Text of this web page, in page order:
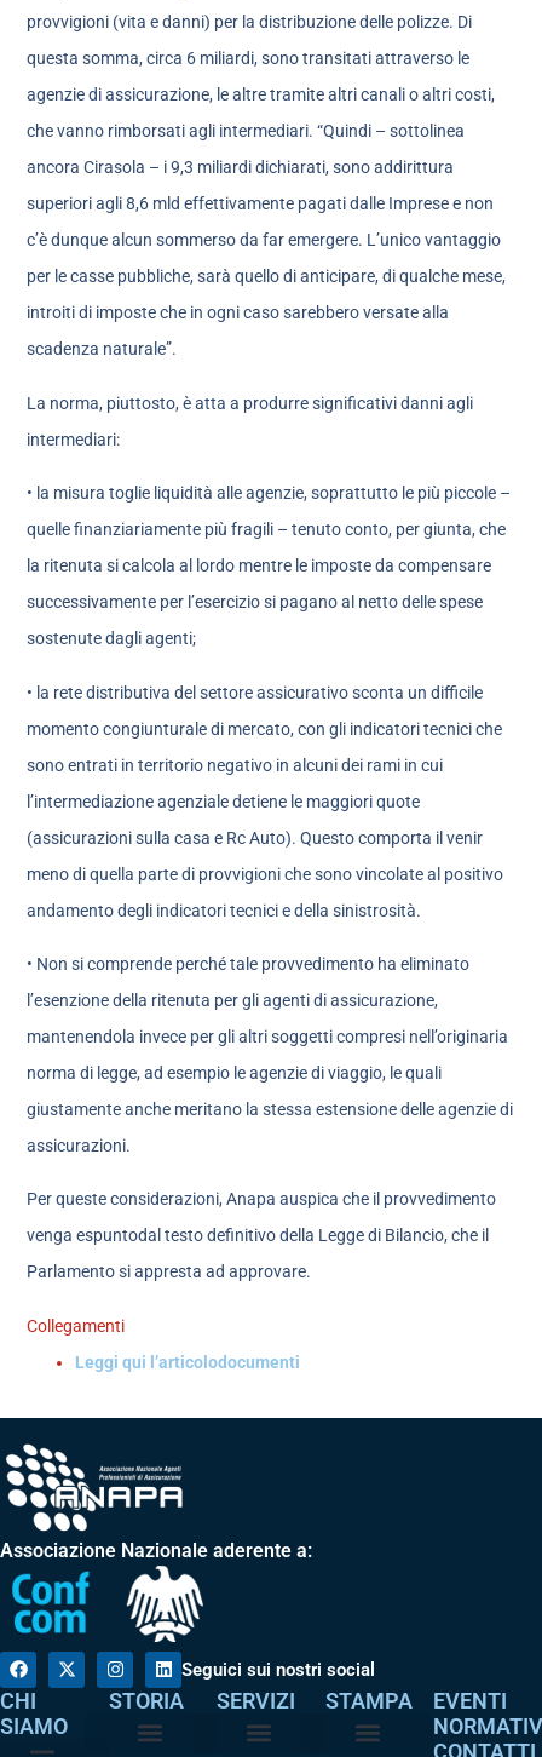
provvigioni (vita e danni) per la distribuzione delle polizze. Di
questa somma, circa 6 miliardi, sono transitati attraverso le
agenzie di assicurazione, le altre tramite altri canali o altri costi,
che vanno rimborsati agli intermediari. “Quindi – sottolinea
ancora Cirasola – i 9,3 miliardi dichiarati, sono addirittura
superiori agli 8,6 mld effettivamente pagati dalle Imprese e non
c’è dunque alcun sommerso da far emergere. L’unico vantaggio
per le casse pubbliche, sarà quello di anticipare, di qualche mese,
introiti di imposte che in ogni caso sarebbero versate alla
scadenza naturale”.
La norma, piuttosto, è atta a produrre significativi danni agli
intermediari:
• la misura toglie liquidità alle agenzie, soprattutto le più piccole –
quelle finanziariamente più fragili – tenuto conto, per giunta, che
la ritenuta si calcola al lordo mentre le imposte da compensare
successivamente per l’esercizio si pagano al netto delle spese
sostenute dagli agenti;
• la rete distributiva del settore assicurativo sconta un difficile
momento congiunturale di mercato, con gli indicatori tecnici che
sono entrati in territorio negativo in alcuni dei rami in cui
l’intermediazione agenziale detiene le maggiori quote
(assicurazioni sulla casa e Rc Auto). Questo comporta il venir
meno di quella parte di provvigioni che sono vincolate al positivo
andamento degli indicatori tecnici e della sinistrosità.
• Non si comprende perché tale provvedimento ha eliminato
l’esenzione della ritenuta per gli agenti di assicurazione,
mantenendola invece per gli altri soggetti compresi nell’originaria
norma di legge, ad esempio le agenzie di viaggio, le quali
giustamente anche meritano la stessa estensione delle agenzie di
assicurazioni.
Per queste considerazioni, Anapa auspica che il provvedimento
venga espuntodal testo definitivo della Legge di Bilancio, che il
Parlamento si appresta ad approvare.
Collegamenti
Leggi qui l’articolodocumenti
Associazione Nazionale aderente a:
Seguici sui nostri social
CHI
SIAMO
STORIA SERVIZI STAMPA
EVENTI
CONTATTI